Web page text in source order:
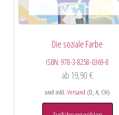
Die soziale Farbe
ISBN:978-3-8258-0369-8
ab 19,90€
und inkl.Versand (D, A, CH)